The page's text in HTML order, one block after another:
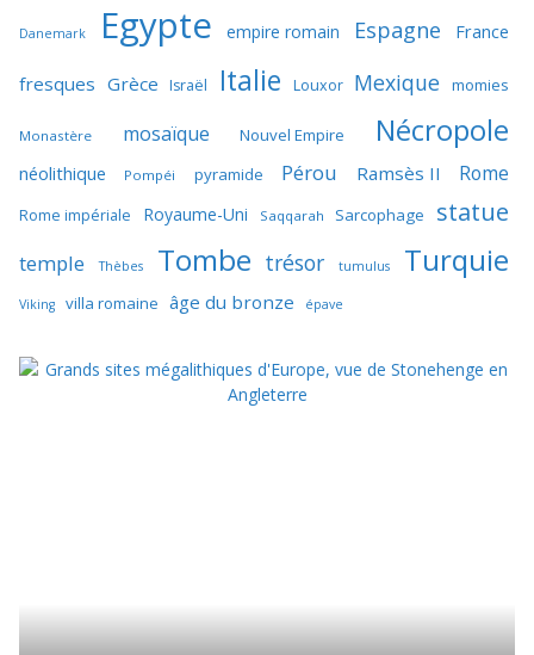
Danemark Egypte empire romain Espagne France
fresques Grèce Israël Italie Louxor Mexique momies
Monastère mosaïque Nouvel Empire Nécropole
néolithique Pompéi pyramide Pérou Ramsès II Rome
Rome impériale Royaume-Uni Saqqarah Sarcophage statue
temple Thèbes Tombe trésor tumulus Turquie
Viking villa romaine âge du bronze épave